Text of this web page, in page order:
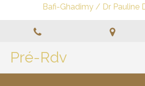
Bafi-Ghadimy / Dr Pauline
Pré-Rdv